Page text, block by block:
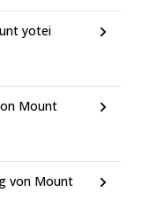
yotei
Mount
von Mount